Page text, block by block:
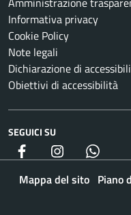
Informativa privacy
Cookie Policy
Note legali
Dichiarazione di
Obiettivi di accessibilità
SEGUICI SU
Facebook Instagram
Mappa del sito Piano